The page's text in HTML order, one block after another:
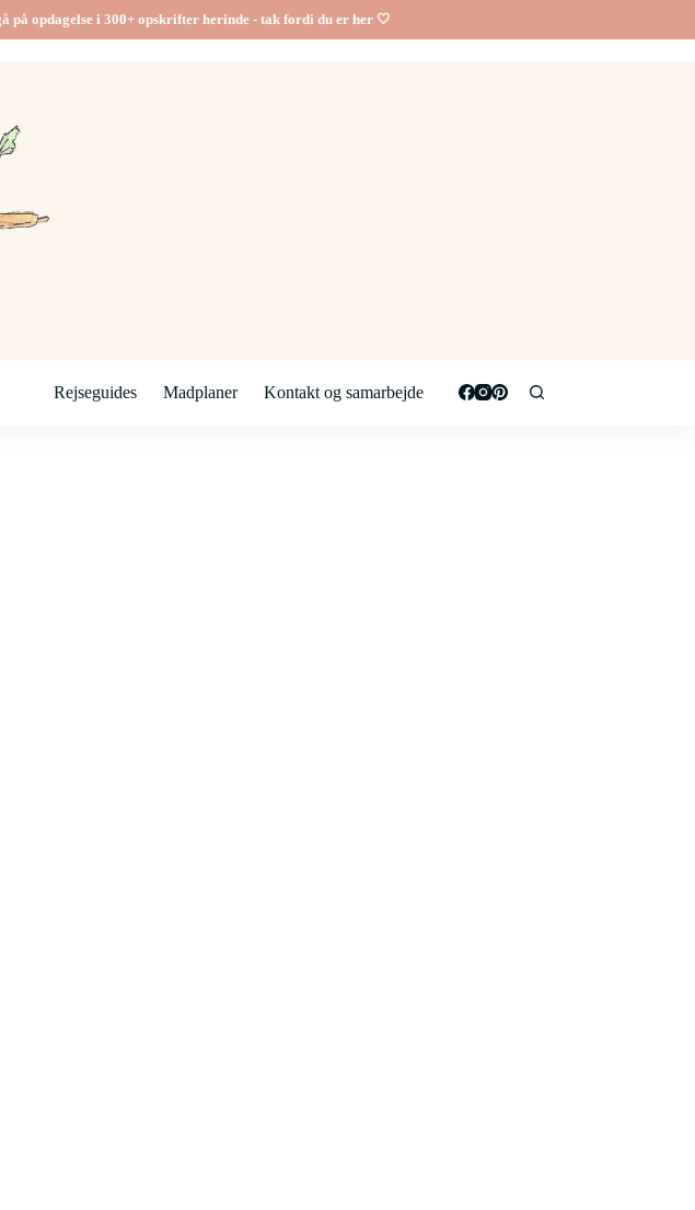
på opdagelse i 300+ opskrifter herinde - tak fordi du er her 🤍
Rejseguides Madplaner Kontakt og samarbejde